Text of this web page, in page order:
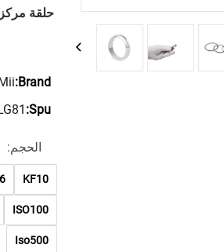
Brand:
Spu:
الحجم:
KF10
ISO100
Iso500